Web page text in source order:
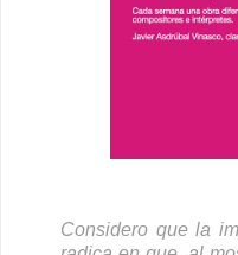
Considero que la